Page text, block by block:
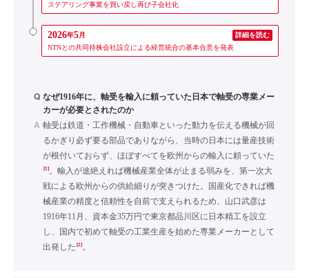
ステアリング事業を買い戻し再び子会社化
2026年5月
詳細を読む
NTNとの共同持株会社設立による経営統合の基本合意を発表
Q なぜ1916年に、軸受を輸入に頼っていた日本で軸受の専業メー
カーが必要とされたのか
A 軸受は鉄道・工作機械・自動車といった動力を伝える機械が回
るかぎり必ず要る部品でありながら、当時の日本には量産技術
が根付いておらず、ほぼすべてを欧州からの輸入に頼っていた
[1]。輸入が途絶えれば機械産業全体が止まる弱みを、第一次大
戦による欧州からの供給細りが突きつけた。国産化できれば機
械産業の精度と信頼性を自前で支えられるため、山口武彦は
1916年11月、資本金35万円で東京都品川区に日本精工を設立
し、国内で初めて軸受の工業生産を始めた専業メーカーとして
出発した [2]。